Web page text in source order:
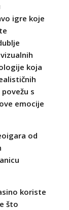
igre koje
koja
s
emocije
od
koriste
što